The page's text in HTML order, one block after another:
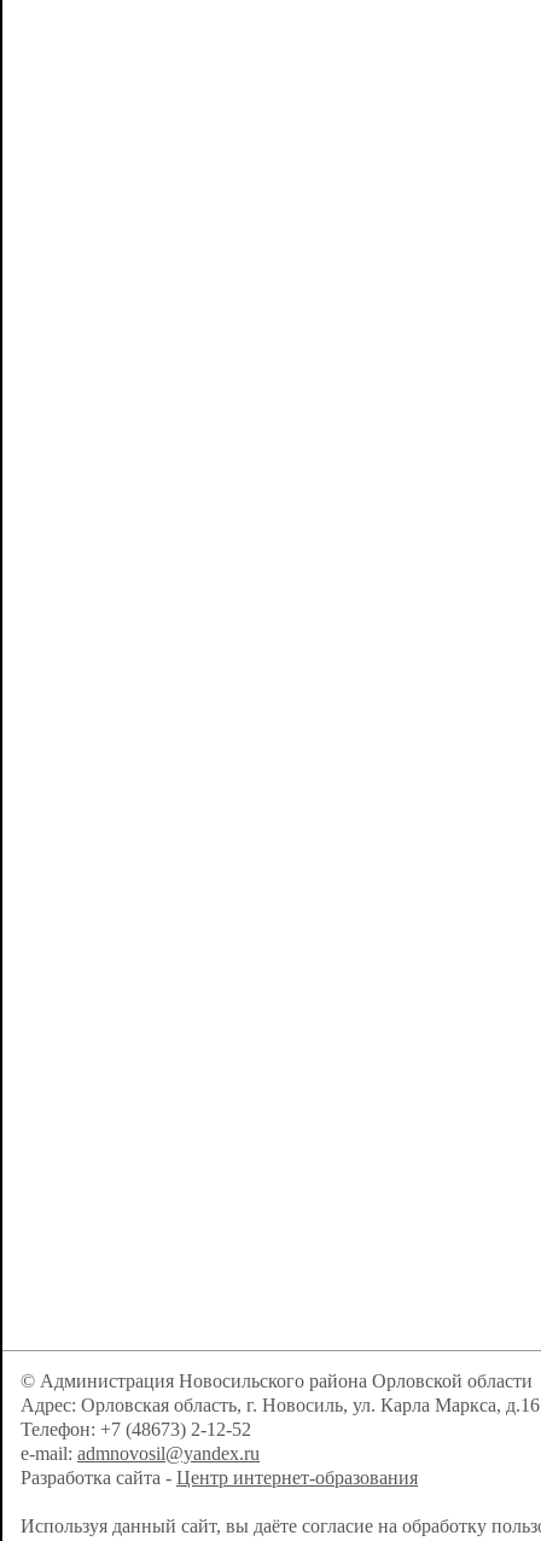
© Администрация Новосильского района Орловской области
Адрес: Орловская область, г. Новосиль, ул. Карла Маркса, д.16
Телефон: +7 (48673) 2-12-52
e-mail: admnovosil@yandex.ru
Разработка сайта - Центр интернет-образования
Используя данный сайт, вы даёте согласие на обработку